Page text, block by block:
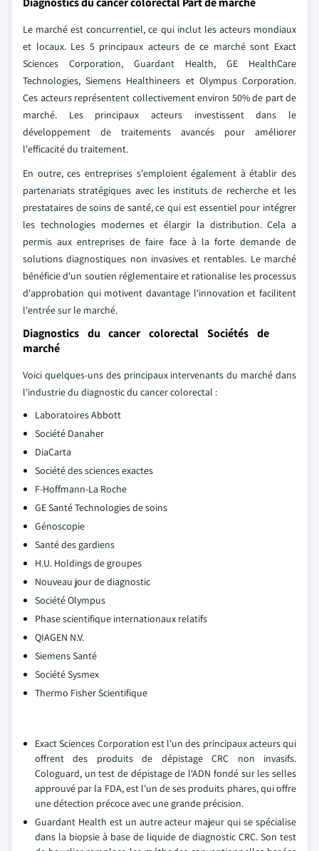
Le marché est concurrentiel, ce qui inclut les acteurs mondiaux
et locaux. Les 5 principaux acteurs de ce marché sont Exact
Sciences Corporation, Guardant Health, GE HealthCare
Technologies, Siemens Healthineers et Olympus Corporation.
Ces acteurs représentent collectivement environ 50% de part de
marché. Les principaux acteurs investissent dans le
développement de traitements avancés pour améliorer
l'efficacité du traitement.
En outre, ces entreprises s'emploient également à établir des
partenariats stratégiques avec les instituts de recherche et les
prestataires de soins de santé, ce qui est essentiel pour intégrer
les technologies modernes et élargir la distribution. Cela a
permis aux entreprises de faire face à la forte demande de
solutions diagnostiques non invasives et rentables. Le marché
bénéficie d'un soutien réglementaire et rationalise les processus
d'approbation qui motivent davantage l'innovation et facilitent
l'entrée sur le marché.
Diagnostics du cancer colorectal Sociétés de
marché
Voici quelques-uns des principaux intervenants du marché dans
l'industrie du diagnostic du cancer colorectal :
Laboratoires Abbott
Société Danaher
DiaCarta
Société des sciences exactes
F-Hoffmann-La Roche
GE Santé Technologies de soins
Génoscopie
Santé des gardiens
H.U. Holdings de groupes
Nouveau jour de diagnostic
Société Olympus
Phase scientifique internationaux relatifs
QIAGEN N.V.
Siemens Santé
Société Sysmex
Thermo Fisher Scientifique
Exact Sciences Corporation est l'un des principaux acteurs qui
offrent des produits de dépistage CRC non invasifs.
Cologuard, un test de dépistage de l'ADN fondé sur les selles
approuvé par la FDA, est l'un de ses produits phares, qui offre
une détection précoce avec une grande précision.
Guardant Health est un autre acteur majeur qui se spécialise
dans la biopsie à base de liquide de diagnostic CRC. Son test